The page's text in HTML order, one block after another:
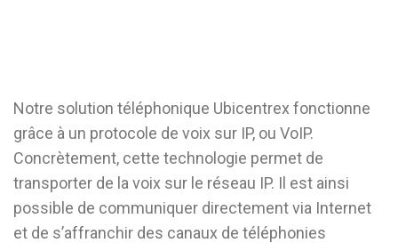
Notre solution téléphonique Ubicentrex fonctionne
grâce à un protocole de voix sur IP, ou VoIP.
Concrètement, cette technologie permet de
transporter de la voix sur le réseau IP. Il est ainsi
possible de communiquer directement via Internet
et de s’affranchir des canaux de téléphonies